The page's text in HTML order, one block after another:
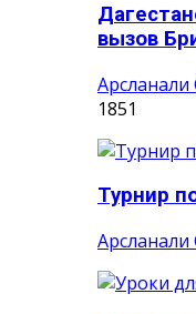
вызов
1851
Турнир